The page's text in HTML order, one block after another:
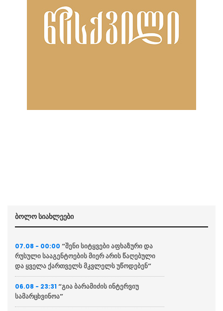
ბოლო სიახლეები
07.08 - 00:00 “შენი სიტყვები აფხაზური და
რუსული სააგენტოების მიერ არის წაღებული
და ყველა ქართველს მკვლელს უწოდებენ”
06.08 - 23:31 “გია ბარამიძის ინტერვიუ
სამარცხვინოა”